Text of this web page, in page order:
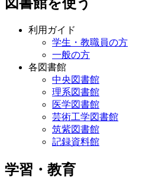
利用ガイド
学生・教職員の方
一般の方
各図書館
中央図書館
理系図書館
医学図書館
芸術工学図書館
筑紫図書館
記録資料館
学習・教育